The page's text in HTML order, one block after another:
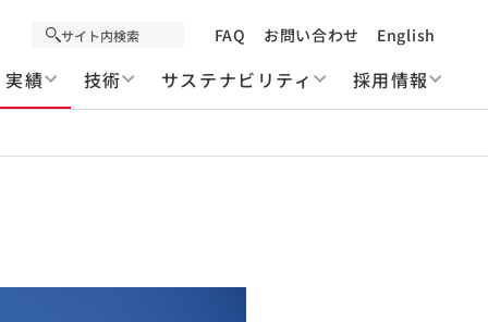
FAQ お問い合わせ English
実績 技術 サステナビリティ 採用情報